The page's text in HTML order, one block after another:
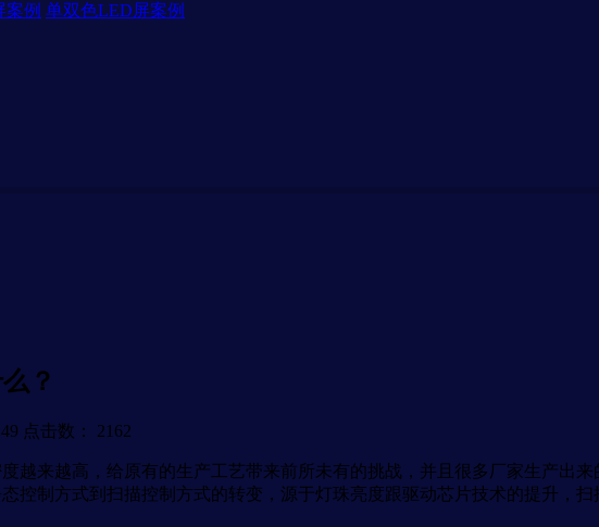
案例 单双色LED屏案例
？
点击数： 2162
来越高，给原有的生产工艺带来前所未有的挑战，并且很多厂家生产出来
控制方式到扫描控制方式的转变，源于灯珠亮度跟驱动芯片技术的提升，